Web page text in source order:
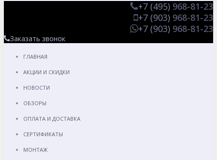
+7 (495) 968-81-23
+7 (903) 968-81-23
+7 (903) 968-81-23
Заказать звонок
ГЛАВНАЯ
АКЦИИ И СКИДКИ
НОВОСТИ
ОБЗОРЫ
ОПЛАТА И ДОСТАВКА
СЕРТИФИКАТЫ
МОНТАЖ